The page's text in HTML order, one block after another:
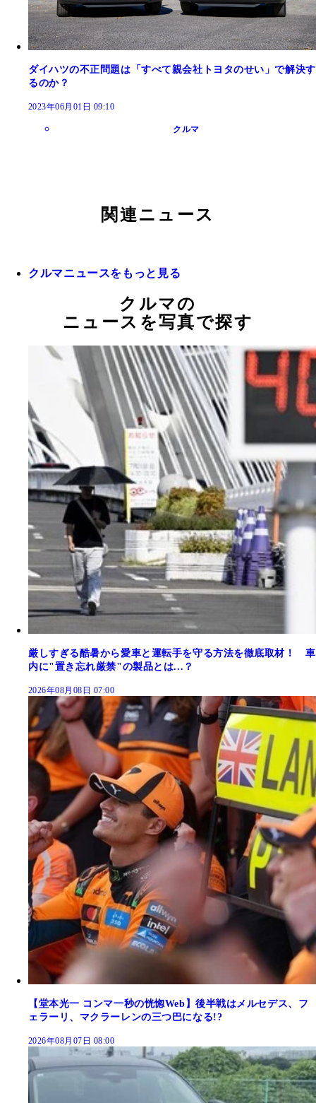
ダイハツの不正問題は「すべて親会社トヨタのせい」で解決す
るのか？
2023年06月01日 09:10
クルマ
関連ニュース
クルマニュースをもっと見る
クルマの
ニュースを写真で探す
厳しすぎる酷暑から愛車と運転手を守る方法を徹底取材！ 車
内に"置き忘れ厳禁"の製品とは...？
2026年08月08日 07:00
【堂本光一 コンマ一秒の恍惚Web】後半戦はメルセデス、フ
ェラーリ、マクラーレンの三つ巴になる!?
2026年08月07日 08:00